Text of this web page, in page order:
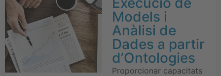
Models i
Anàlisi de
Dades a partir
d’Ontologies
Proporcionar capacitats